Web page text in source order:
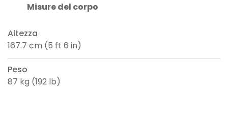
Misure del corpo
Altezza
167.7 cm (5 ft 6 in)
Peso
87 kg (192 lb)